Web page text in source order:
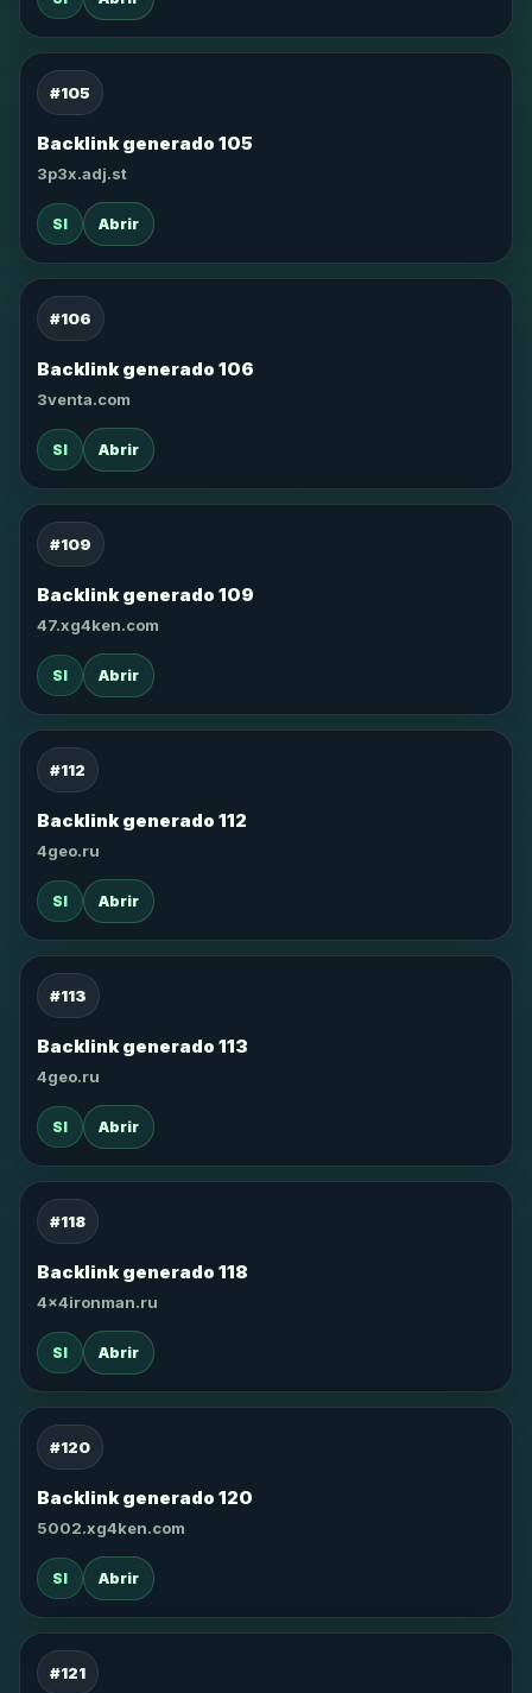
#105
Backlink generado 105
3p3x.adj.st
SI Abrir
#106
Backlink generado 106
3venta.com
SI Abrir
#109
Backlink generado 109
47.xg4ken.com
SI Abrir
#112
Backlink generado 112
4geo.ru
SI Abrir
#113
Backlink generado 113
4geo.ru
SI Abrir
#118
Backlink generado 118
4x4ironman.ru
SI Abrir
#120
Backlink generado 120
5002.xg4ken.com
SI Abrir
#121